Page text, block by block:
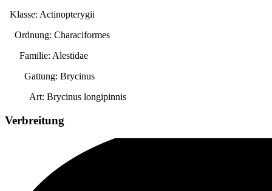
Klasse: Actinopterygii
Ordnung: Characiformes
Familie: Alestidae
Gattung: Brycinus
Art: Brycinus longipinnis
Verbreitung